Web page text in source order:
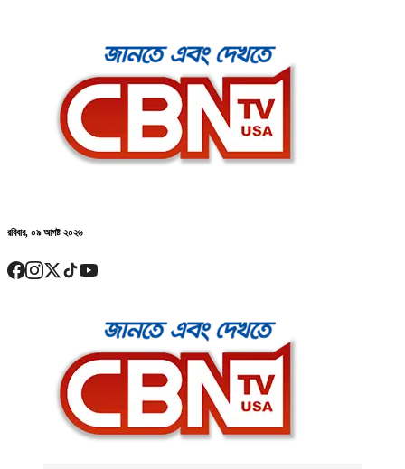
রবিবার, ০৯ আগষ্ট ২০২৬